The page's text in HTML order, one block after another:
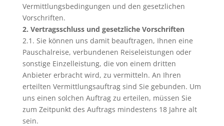
Vermittlungsbedingungen und den gesetzlichen
Vorschriften.
2. Vertragsschluss und gesetzliche Vorschriften
2.1. Sie können uns damit beauftragen, Ihnen eine
Pauschalreise, verbundenen Reiseleistungen oder
sonstige Einzelleistung, die von einem dritten
Anbieter erbracht wird, zu vermitteln. An Ihren
erteilten Vermittlungsauftrag sind Sie gebunden. Um
uns einen solchen Auftrag zu erteilen, müssen Sie
zum Zeitpunkt des Auftrags mindestens 18 Jahre alt
sein.